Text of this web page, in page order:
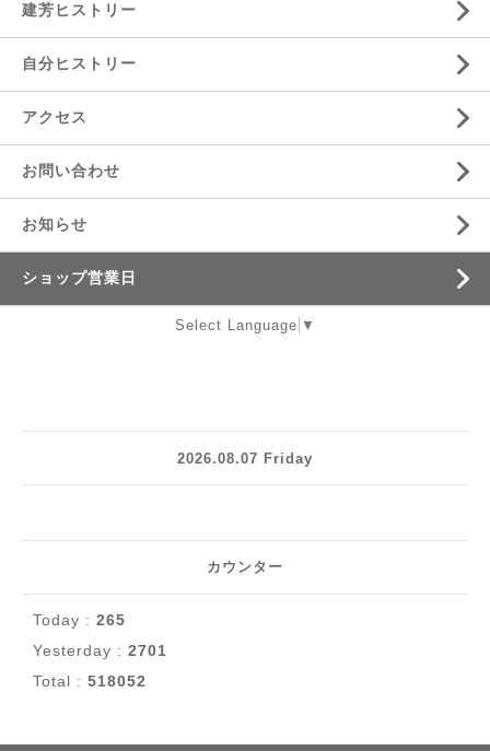
建芳ヒストリー
自分ヒストリー
アクセス
お問い合わせ
お知らせ
ショップ営業日
Select Language ▼
2026.08.07 Friday
カウンター
Today : 265
Yesterday : 2701
Total : 518052